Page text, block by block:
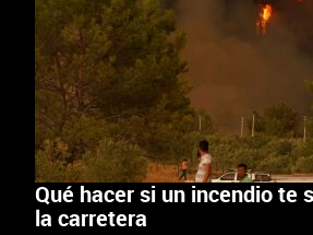
Qué hacer si un incendio te
la carretera